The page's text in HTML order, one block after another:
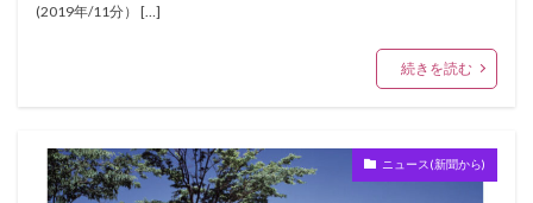
(2019年/11分） […]
続きを読む
ニュース(新聞から)